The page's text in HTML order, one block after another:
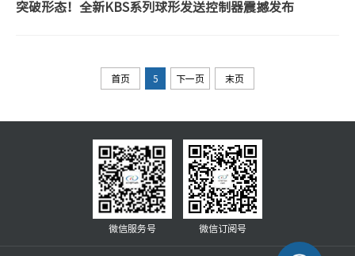
突破形态！全新KBS系列球形发送控制器震撼发布
首页 5 下一页 末页
微信服务号 微信订阅号